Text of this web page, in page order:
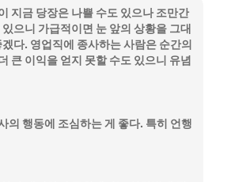
지금 당장은 나쁠 수도 있으나 조만간
으니 가급적이면 눈 앞의 상황을 그대
다. 영업직에 종사하는 사람은 순간의
큰 이익을 얻지 못할 수도 있으니 유념
의 행동에 조심하는 게 좋다. 특히 언행